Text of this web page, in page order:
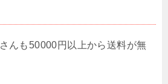
さんも50000円以上から送料が無